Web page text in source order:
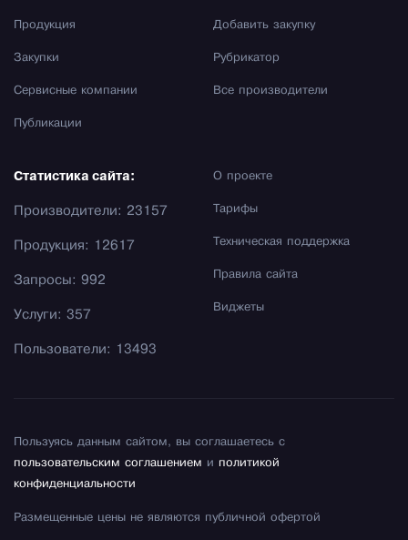
Продукция
Закупки
Сервисные компании
Публикации
Добавить закупку
Рубрикатор
Все производители
О проекте
Тарифы
Техническая поддержка
Правила сайта
Виджеты
Статистика сайта:
Производители: 23157
Продукция: 12617
Запросы: 992
Услуги: 357
Пользователи: 13493
Пользуясь данным сайтом, вы соглашаетесь с
пользовательским соглашением и политикой
конфиденциальности
Размещенные цены не являются публичной офертой